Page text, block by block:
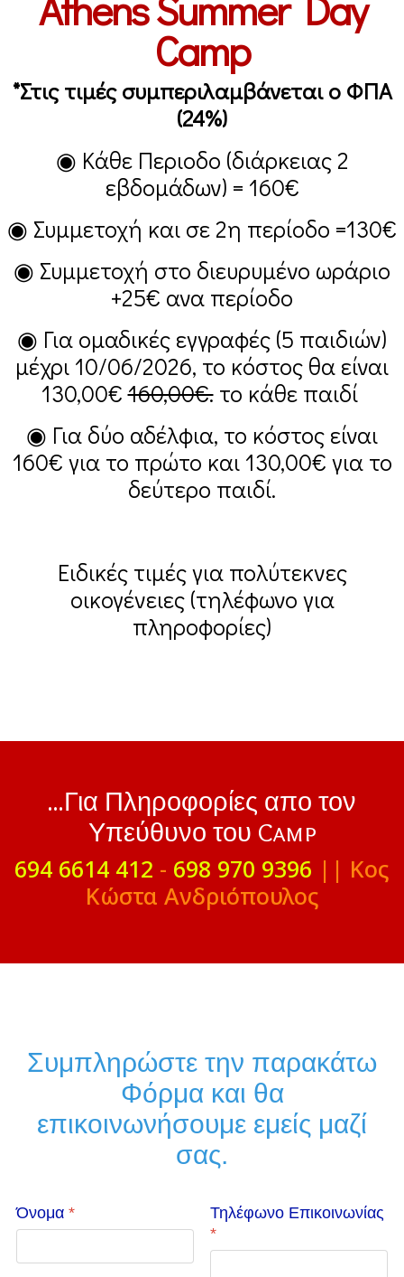
Camp
*Στις τιμές συμπεριλαμβάνεται ο ΦΠΑ
(24%)
◉ Κάθε Περιοδο (διάρκειας 2
εβδομάδων) = 160€
◉ Συμμετοχή και σε 2η περίοδο =130€
◉ Συμμετοχή στο διευρυμένο ωράριο
+25€ ανα περίοδο
◉ Για ομαδικές εγγραφές (5 παιδιών)
μέχρι 10/06/2026, το κόστος θα είναι
130,00€160,00€.το κάθε παιδί
◉ Για δύο αδέλφια, το κόστος είναι
160€ για το πρώτο και 130,00€ για το
δεύτερο παιδί.
Ειδικές τιμές για πολύτεκνες
οικογένειες (τηλέφωνο για
πληροφορίες)
...Για Πληροφορίες απο τον
Υπεύθυνο του Camp
694 6614 412 - 698 970 9396 || Κος
Κώστα Ανδριόπουλος
Συμπληρώστε την παρακάτω
Φόρμα και θα
επικοινωνήσουμε εμείς μαζί
σας.
Όνομα *
Τηλέφωνο Επικοινωνίας
*